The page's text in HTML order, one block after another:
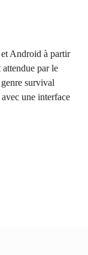
Android à partir
par le
survival
une interface